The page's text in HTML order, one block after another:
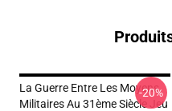
La Guerre Entre Les Moyens
Militaires Au 31ème Siècle Jeu
-20%